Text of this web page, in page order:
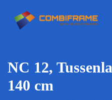
naar
NC 12,
140 cm